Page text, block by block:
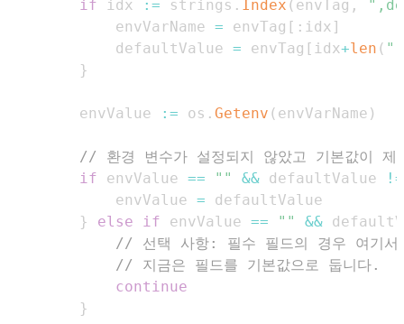
if idx := strings . Index ( envTag ,
			envVarName
= envTag [ : idx ]
			defaultValue
= envTag [ idx+len (
}
		envValue
:= os . Getenv ( envVarName )
// 환경 변수가 설정되지 않았고 기본값이 제
if envValue == "" && defaultValue
!=
			envValue
=
}
else if envValue == "" &&
// 선택 사항: 필수 필드의 경우 여기서
// 지금은 필드를 기본값으로 둡니다.
continue
}